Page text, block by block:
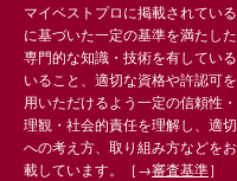
マイベストプロに掲載されてい
に基づいた一定の基準を満たし
専門的な知識・技術を有してい
いること、適切な資格や許認可
用いただけるよう一定の信頼性
理観・社会的責任を理解し、適
への考え方、取り組み方などを
載しています。［→審査基準］